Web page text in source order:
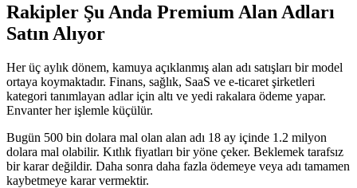
Rakipler Şu Anda Premium Alan Adları
Satın Alıyor
Her üç aylık dönem, kamuya açıklanmış alan adı satışları bir model
ortaya koymaktadır. Finans, sağlık, SaaS ve e-ticaret şirketleri
kategori tanımlayan adlar için altı ve yedi rakalara ödeme yapar.
Envanter her işlemle küçülür.
Bugün 500 bin dolara mal olan alan adı 18 ay içinde 1.2 milyon
dolara mal olabilir. Kıtlık fiyatları bir yöne çeker. Beklemek tarafsız
bir karar değildir. Daha sonra daha fazla ödemeye veya adı tamamen
kaybetmeye karar vermektir.